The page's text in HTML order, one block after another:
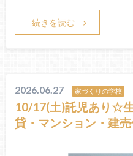
続きを読む
2026.06.27 家づくりの学校
10/17(土)託児あり☆
貸・マンション・建